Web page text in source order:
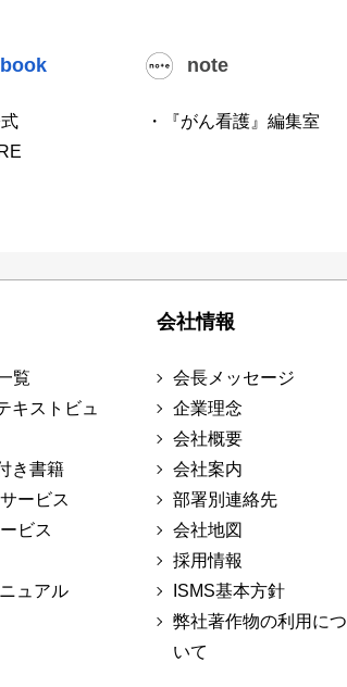
note
・『がん看護』編集室
覧
キストビュ
き書籍
ービス
ビス
ュアル
会社情報
会長メッセージ
企業理念
会社概要
会社案内
部署別連絡先
会社地図
採用情報
ISMS基本方針
弊社著作物の利用につ
いて